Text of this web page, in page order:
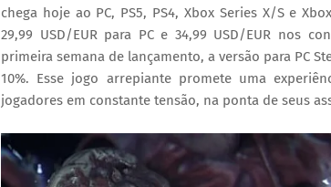
chega hoje ao PC, PS5, PS4, Xbox Series X/S e
29,99 USD/EUR para PC e 34,99 USD/EUR nos
primeira semana de lançamento, a versão para PC
10%. Esse jogo arrepiante promete uma
jogadores em constante tensão, na ponta de seus